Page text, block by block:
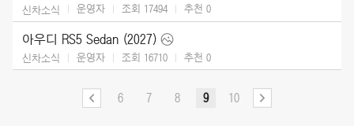
신차소식 운영자 조회 17494 추천 0
아우디 RS5 Sedan (2027)
신차소식 운영자 조회 16710 추천 0
6 7 8 9 10